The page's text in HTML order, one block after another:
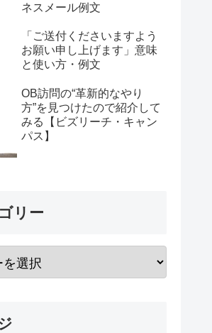
ネスメール例文
「ご送付くださいますよう
お願い申し上げます」意味
と使い方・例文
OB訪問の“革新的なやり
方”を見つけたので紹介して
みる【ビズリーチ・キャン
パス】
リー